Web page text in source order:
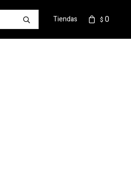
$ 0
Tiendas